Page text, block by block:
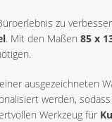
zu
. Mit den Maßen 85 x
ausgezeichneten
werden,
Werkzeug für